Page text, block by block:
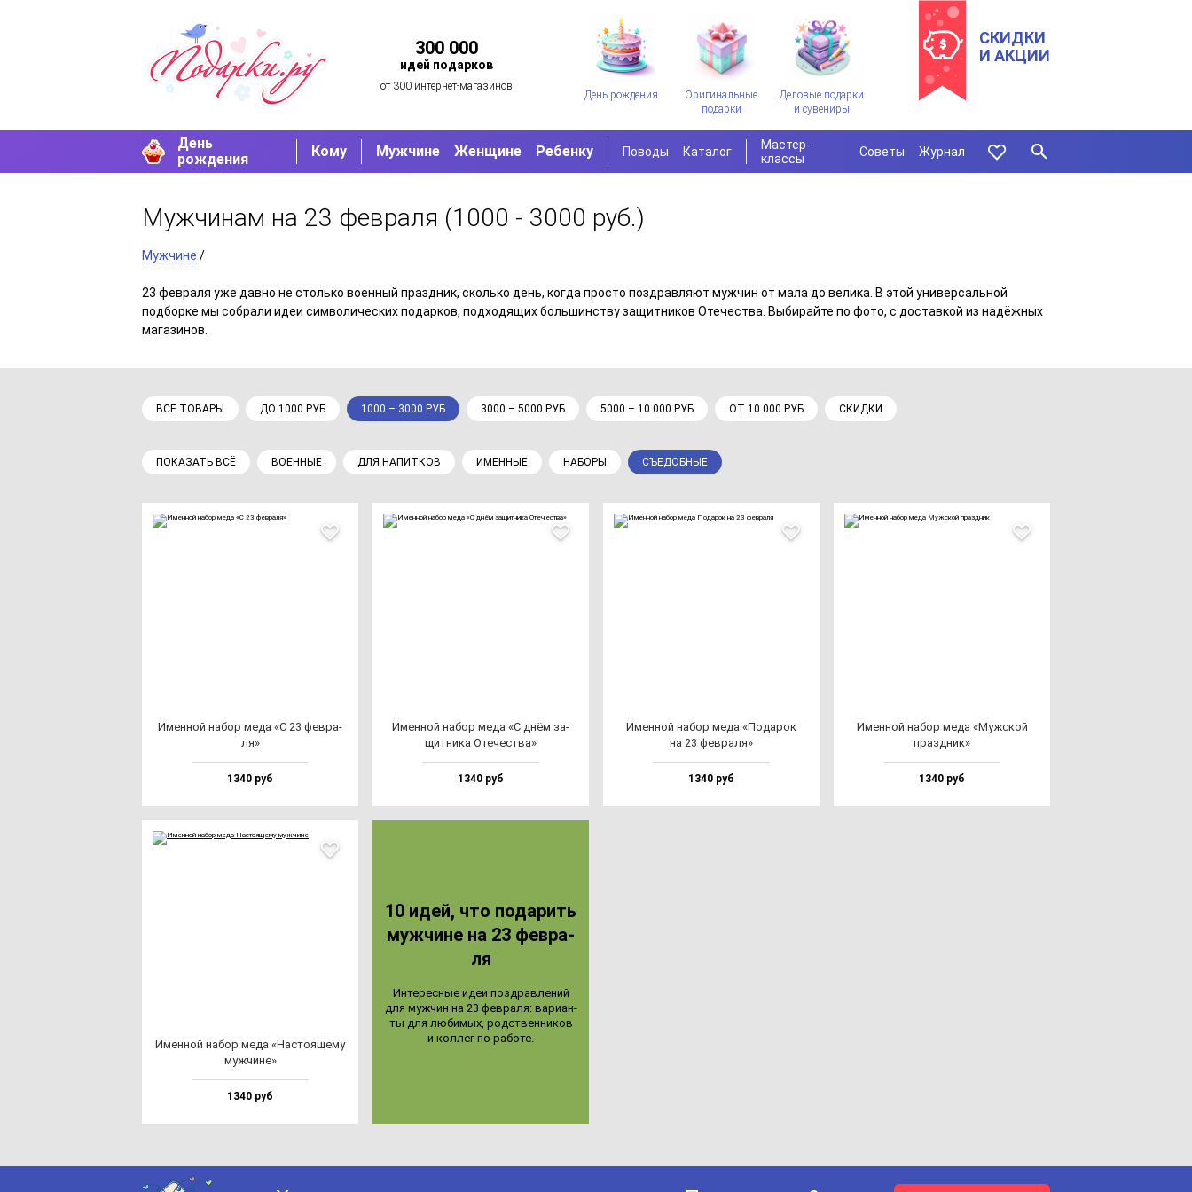
300 000
идей подарков
от 300 интернет-магазинов
День рождения
Оригинальные
подарки
Деловые подарки
и сувениры
СКИДКИ
И АКЦИИ
День
рождения
Кому Мужчине Женщине Ребенку Поводы Каталог
Мастер-
классы
Советы Журнал
Мужчинам на 23 февраля (1000 - 3000 руб.)
Мужчине /
23 февраля уже давно не столько военный праздник, сколько день, когда просто поздравляют мужчин от мала до велика. В этой универсальной
подборке мы собрали идеи символических подарков, подходящих большинству защитников Отечества. Выбирайте по фото, с доставкой из надёжных
магазинов.
ВСЕ ТОВАРЫ ДО 1000 РУБ 1000 – 3000 РУБ 3000 – 5000 РУБ 5000 – 10 000 РУБ ОТ 10 000 РУБ СКИДКИ
ПОКАЗАТЬ ВСЁ ВОЕННЫЕ ДЛЯ НАПИТКОВ ИМЕННЫЕ НАБОРЫ СЪЕДОБНЫЕ
Имен­ной на­бор ме­да «С 23 фев­ра­
ля»
1340 руб
Имен­ной на­бор ме­да «С днём за­
щит­ни­ка Оте­чес­тва»
1340 руб
Имен­ной на­бор ме­да «Пода­рок
на 23 фев­ра­ля»
1340 руб
Имен­ной на­бор ме­да «Муж­ской
праз­дник»
1340 руб
Имен­ной на­бор ме­да «Нас­то­яще­му
муж­чи­не»
1340 руб
10 идей, что по­да­рить
муж­чи­не на 23 фев­ра­
ля
Инте­рес­ные идеи поз­драв­ле­ний
для муж­чин на 23 фев­ра­ля: ва­ри­ан­
ты для лю­би­мых, родс­твен­ни­ков
и кол­лег по ра­бо­те.